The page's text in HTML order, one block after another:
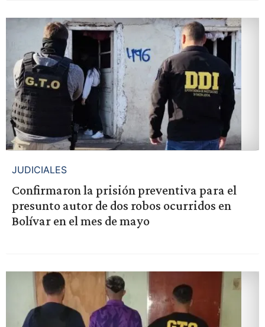
JUDICIALES
Confirmaron la prisión preventiva para el
presunto autor de dos robos ocurridos en
Bolívar en el mes de mayo